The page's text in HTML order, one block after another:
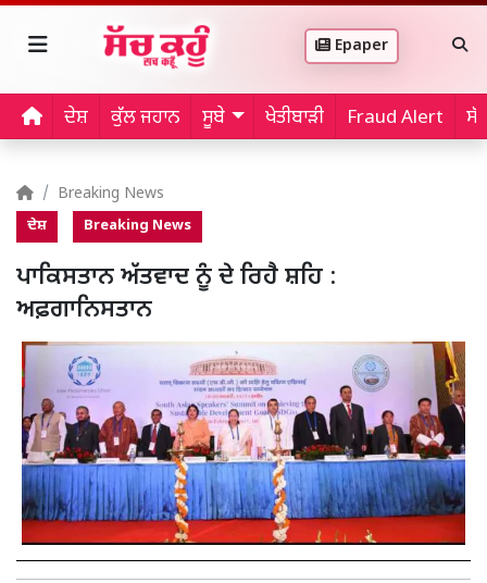
Epaper
ਦੇਸ਼ ਕੁੱਲ ਜਹਾਨ ਸੂਬੇ ਖੇਤੀਬਾੜੀ Fraud Alert
Breaking News
ਦੇਸ਼ Breaking News
ਪਾਕਿਸਤਾਨ ਅੱਤਵਾਦ ਨੂੰ ਦੇ ਰਿਹੈ ਸ਼ਹਿ :
ਅਫ਼ਗਾਨਿਸਤਾਨ